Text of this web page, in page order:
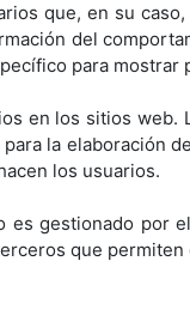
que, en su
del
para mostrar
en los sitios web.
la elaboración
los usuarios.
gestionado por
que